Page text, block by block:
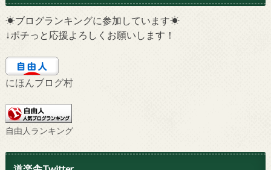
☀ブログランキングに参加しています☀
↓ポチっと応援よろしくお願いします！
にほんブログ村
自由人ランキング